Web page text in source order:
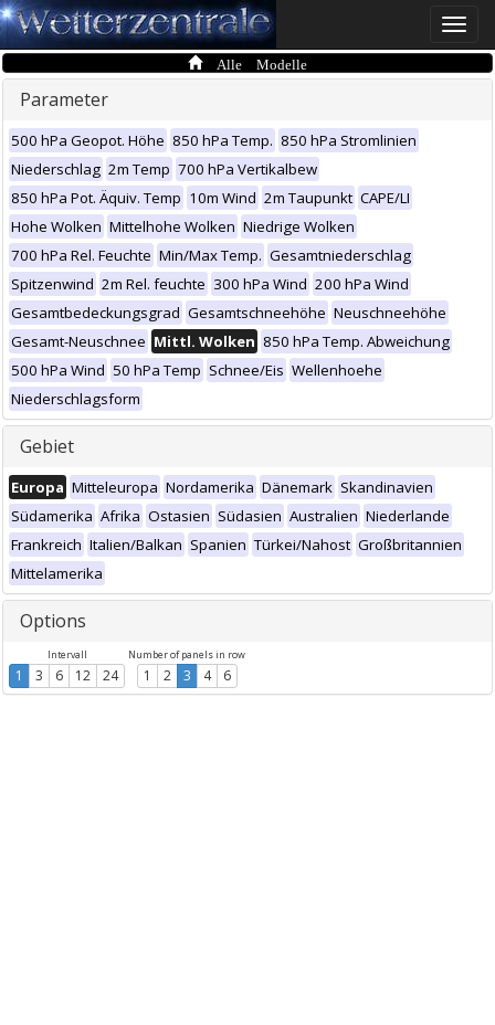
Toggle
Alle Modelle
Parameter
500 hPa Geopot. Höhe 850 hPa Temp. 850 hPa Stromlinien
Niederschlag 2m Temp 700 hPa Vertikalbew
850 hPa Pot. Äquiv. Temp 10m Wind 2m Taupunkt CAPE/LI
Hohe Wolken Mittelhohe Wolken Niedrige Wolken
700 hPa Rel. Feuchte Min/Max Temp. Gesamtniederschlag
Spitzenwind 2m Rel. feuchte 300 hPa Wind 200 hPa Wind
Gesamtbedeckungsgrad Gesamtschneehöhe Neuschneehöhe
Gesamt-Neuschnee Mittl. Wolken 850 hPa Temp. Abweichung
500 hPa Wind 50 hPa Temp Schnee/Eis Wellenhoehe
Niederschlagsform
Gebiet
Europa Mitteleuropa Nordamerika Dänemark Skandinavien
Südamerika Afrika Ostasien Südasien Australien Niederlande
Frankreich Italien/Balkan Spanien Türkei/Nahost Großbritannien
Mittelamerika
Options
Intervall
1 3 6 12 24
Number of panels in row
1 2 3 4 6